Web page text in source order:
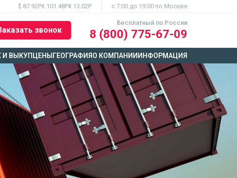
$ 87.92Р€ 101.48Р¥ 13.02Р c 7:00 до 19:00 по Москве
звонок
Бесплатный по России
8 (800) 775-67-09
И ВЫКУП ЦЕНЫ ГЕОГРАФИЯО КОМПАНИИ ИНФОРМАЦИЯ